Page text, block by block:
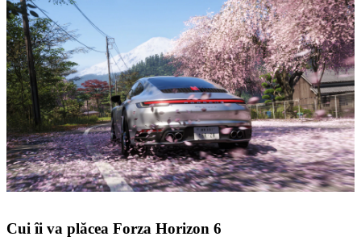
Cui îi va plăcea Forza Horizon 6